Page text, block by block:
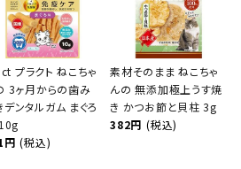
プラクト ねこちゃ
3ヶ月からの歯み
デンタルガム まぐろ
円 (税込)
素材そのまま ねこちゃ
んの 無添加極上うす焼
き かつお節と貝柱 3g
382円 (税込)